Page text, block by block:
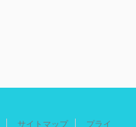
サイトマップ プライ